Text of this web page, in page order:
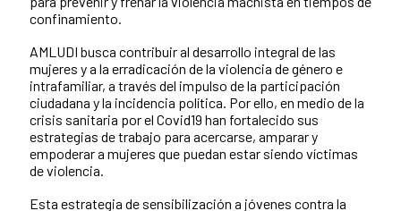
confinamiento.
AMLUDI busca contribuir al desarrollo integral de las
mujeres y a la erradicación de la violencia de género e
intrafamiliar, a través del impulso de la participación
ciudadana y la incidencia política. Por ello, en medio de la
crisis sanitaria por el Covid19 han fortalecido sus
estrategias de trabajo para acercarse, amparar y
empoderar a mujeres que puedan estar siendo víctimas
de violencia.
Esta estrategia de sensibilización a jóvenes contra la